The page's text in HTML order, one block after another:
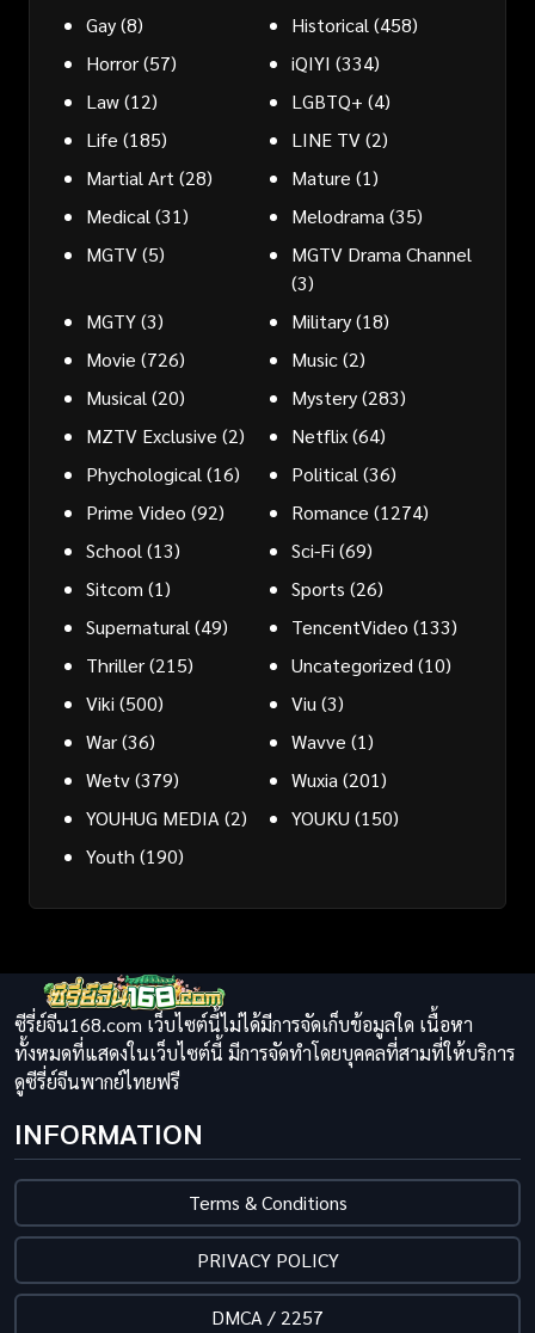
Gay(8) Historical (458)
Horror(57) iQIYI (334)
Law(12) LGBTQ+ (4)
Life (185) LINE TV(2)
Martial Art (28) Mature (1)
Medical (31) Melodrama (35)
MGTV(5)
MGTV Drama Channel
(3)
MGTY(3) Military(18)
Movie (726) Music(2)
Musical (20) Mystery(283)
MZTV Exclusive (2) Netflix(64)
Phychological (16) Political (36)
Prime Video (92) Romance (1274)
School (13) Sci-Fi (69)
Sitcom (1) Sports (26)
Supernatural (49) TencentVideo (133)
Thriller(215) Uncategorized (10)
Viki (500) Viu (3)
War(36) Wavve (1)
Wetv(379) Wuxia (201)
YOUHUG MEDIA (2) YOUKU (150)
Youth (190)
ซีรี่ย์จีน168.com เว็บไซต์นี้ไม่ได้มีการจัดเก็บข้อมูลใด เนื้อหา
ทั้งหมดที่แสดงในเว็บไซต์นี้ มีการจัดทำโดยบุคคลที่สามที่ให้บริการ
ดูซีรี่ย์จีนพากย์ไทยฟรี
INFORMATION
Terms & Conditions
PRIVACY POLICY
DMCA / 2257